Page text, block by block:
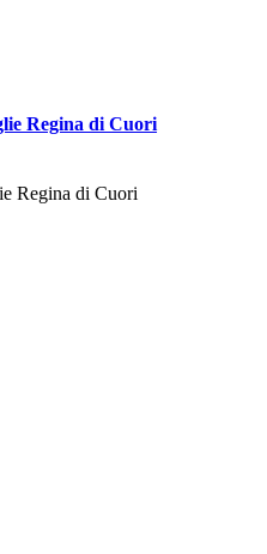
Regina di Cuori
Regina di Cuori